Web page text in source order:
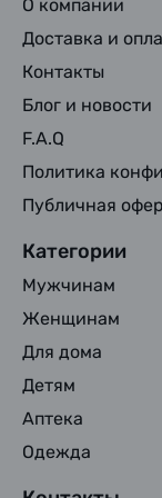
О компании
Доставка и
Контакты
Блог и новости
F.A.Q
Политика
Публичная
Категории
Мужчинам
Женщинам
Для дома
Детям
Аптека
Одежда